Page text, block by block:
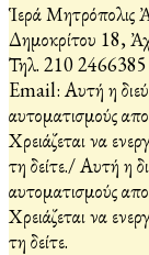
Ἱερά Μητρόπολις
Δημοκρίτου 18,
Τηλ. 210 2466385
Email: Αυτή η
αυτοματισμούς
Χρειάζεται να
τη δείτε./Αυτή η
αυτοματισμούς
Χρειάζεται να
τη δείτε.